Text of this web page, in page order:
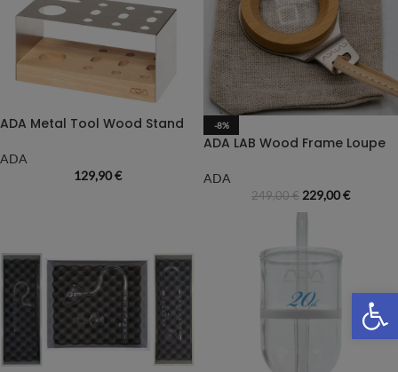
ADA Metal Tool Wood Stand
ADA
129,90€
-8%
ADA LAB Wood Frame Loupe
ADA
249,00€ 229,00€